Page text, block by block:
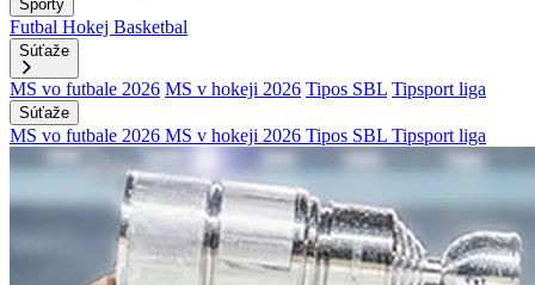
Športy
Futbal Hokej Basketbal
Súťaže
MS vo futbale 2026 MS v hokeji 2026 Tipos SBL Tipsport liga
Súťaže
MS vo futbale 2026 MS v hokeji 2026 Tipos SBL Tipsport liga